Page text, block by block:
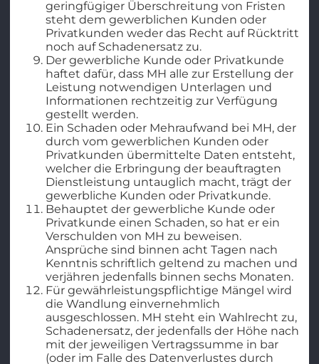
geringfügiger Überschreitung von Fristen
steht dem gewerblichen Kunden oder
Privatkunden weder das Recht auf Rücktritt
noch auf Schadenersatz zu.
Der gewerbliche Kunde oder Privatkunde
haftet dafür, dass MH alle zur Erstellung der
Leistung notwendigen Unterlagen und
Informationen rechtzeitig zur Verfügung
gestellt werden.
Ein Schaden oder Mehraufwand bei MH, der
durch vom gewerblichen Kunden oder
Privatkunden übermittelte Daten entsteht,
welcher die Erbringung der beauftragten
Dienstleistung untauglich macht, trägt der
gewerbliche Kunden oder Privatkunde.
Behauptet der gewerbliche Kunde oder
Privatkunde einen Schaden, so hat er ein
Verschulden von MH zu beweisen.
Ansprüche sind binnen acht Tagen nach
Kenntnis schriftlich geltend zu machen und
verjähren jedenfalls binnen sechs Monaten.
Für gewährleistungspflichtige Mängel wird
die Wandlung einvernehmlich
ausgeschlossen. MH steht ein Wahlrecht zu,
Schadenersatz, der jedenfalls der Höhe nach
mit der jeweiligen Vertragssumme in bar
(oder im Falle des Datenverlustes durch